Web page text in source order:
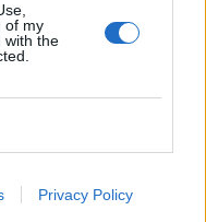
of my
with the
Privacy Policy